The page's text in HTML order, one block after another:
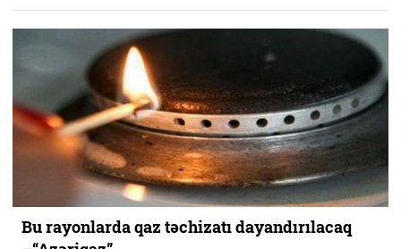
Bu rayonlarda qaz təchizatı dayandırılacaq